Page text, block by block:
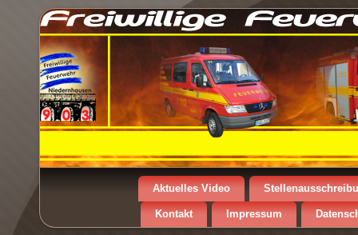
Aktuelles Video
Kontakt Impressum